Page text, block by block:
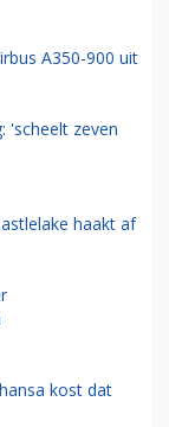
A350-900 uit
'scheelt zeven
haakt af
kost dat